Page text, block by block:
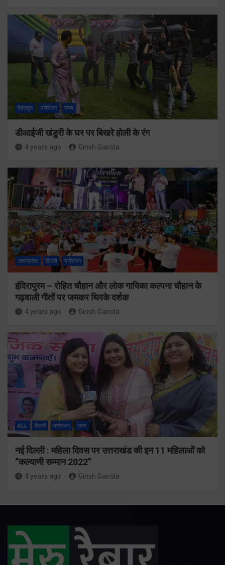
देहरादून मनोरंजन राज्य
डीआईजी खंडुरी के घर पर बिखरे होली के रंग
4 years ago Girish Gairola
उत्तरप्रदेश दिल्ली मनोरंजन
इंदिरापुरम – रोहित चौहान और लोक गायिका कल्पना चौहान के
गढ़वाली गीतों पर जमकर थिरके दर्शक
4 years ago Girish Gairola
ALL दिल्ली मनोरंजन राज्य
नई दिल्ली : महिला दिवस पर उत्तराखंड की इन 11 महिलाओं को
“कल्याणी सम्मान 2022”
4 years ago Girish Gairola